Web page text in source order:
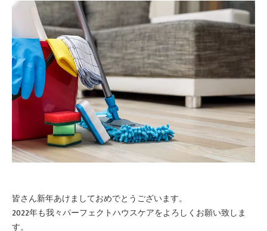
皆さん新年あけましておめでとうございます。
2022年も我々パーフェクトハウスケアをよろしくお願い致しま
す。